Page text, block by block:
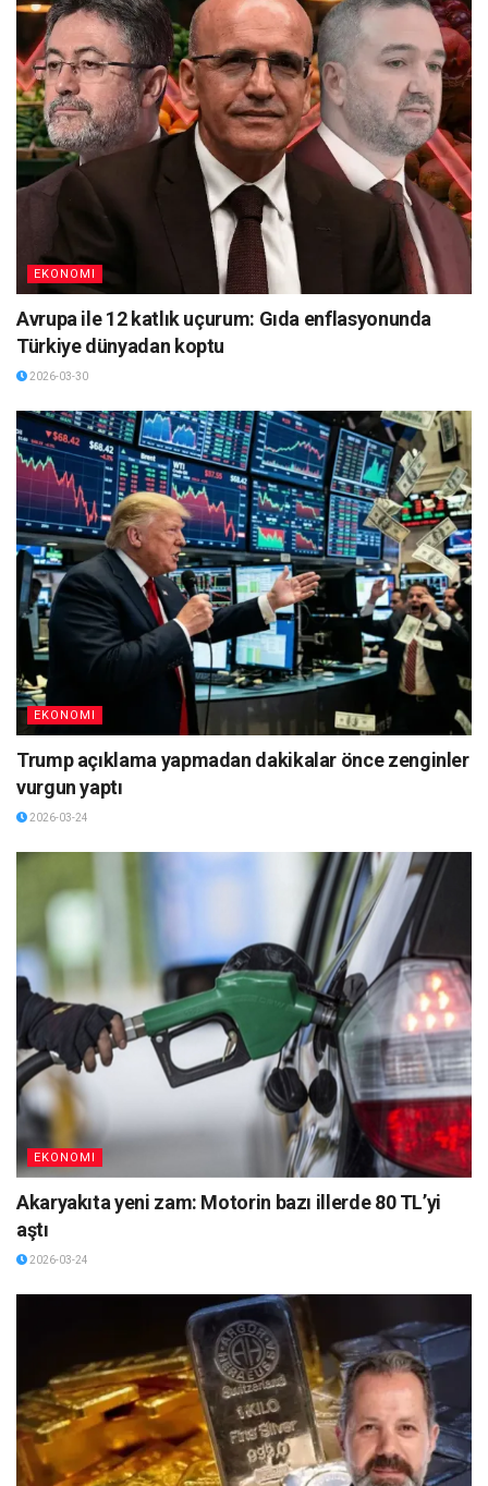
EKONOMI
Avrupa ile 12 katlık uçurum: Gıda enflasyonunda
Türkiye dünyadan koptu
2026-03-30
EKONOMI
Trump açıklama yapmadan dakikalar önce zenginler
vurgun yaptı
2026-03-24
EKONOMI
Akaryakıta yeni zam: Motorin bazı illerde 80 TL’yi
aştı
2026-03-24